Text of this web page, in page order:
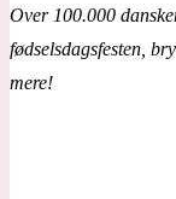
Over 100.000
fødselsdagsfesten,
mere!